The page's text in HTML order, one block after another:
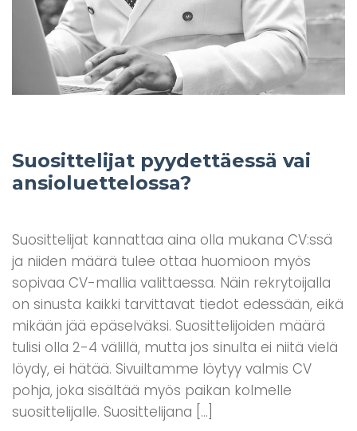
Suosittelijat pyydettäessä vai
ansioluettelossa?
Suosittelijat kannattaa aina olla mukana CV:ssä
ja niiden määrä tulee ottaa huomioon myös
sopivaa CV-mallia valittaessa. Näin rekrytoijalla
on sinusta kaikki tarvittavat tiedot edessään, eikä
mikään jää epäselväksi. Suosittelijoiden määrä
tulisi olla 2-4 välillä, mutta jos sinulta ei niitä vielä
löydy, ei hätää. Sivuiltamme löytyy valmis CV
pohja, joka sisältää myös paikan kolmelle
suosittelijalle. Suosittelijana […]